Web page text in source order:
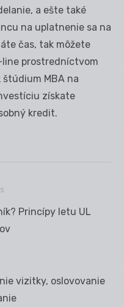
a ešte také
na uplatnenie sa na
čas, tak môžete
prostredníctvom
MBA na
získate
kredit.
Princípy letu UL
vizitky, oslovovanie